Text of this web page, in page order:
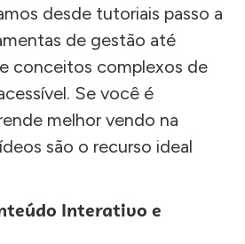
desde tutoriais passo a
de gestão até
conceitos complexos de
Se você é
melhor vendo na
são o recurso ideal
Interativo e